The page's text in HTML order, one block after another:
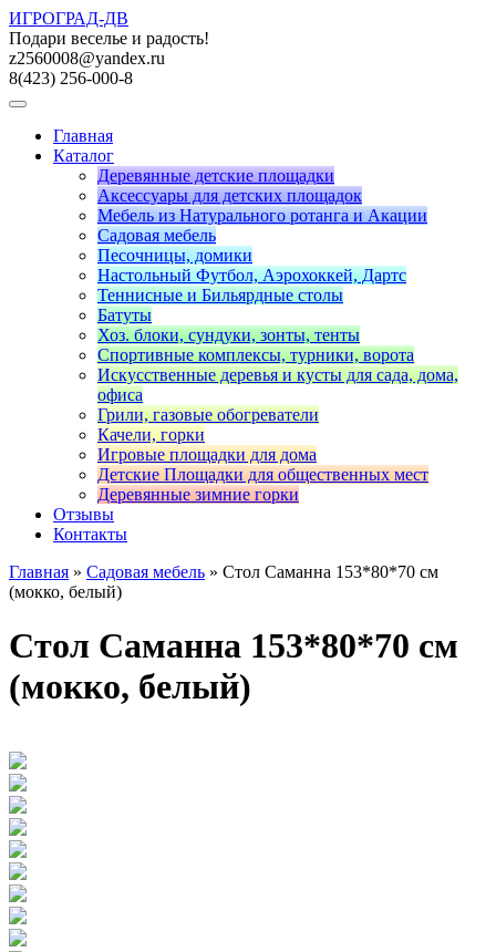
ИГРОГРАД-ДВ
Подари веселье и радость!
z2560008@yandex.ru
8(423) 256-000-8
Главная
Каталог
Деревянные детские площадки
Аксессуары для детских площадок
Мебель из Натурального ротанга и Акации
Садовая мебель
Песочницы, домики
Настольный Футбол, Аэрохоккей, Дартс
Теннисные и Бильярдные столы
Батуты
Хоз. блоки, сундуки, зонты, тенты
Спортивные комплексы, турники, ворота
Искусственные деревья и кусты для сада, дома,
офиса
Грили, газовые обогреватели
Качели, горки
Игровые площадки для дома
Детские Площадки для общественных мест
Деревянные зимние горки
Отзывы
Контакты
Главная » Садовая мебель » Стол Саманна 153*80*70 см
(мокко, белый)
Стол Саманна 153*80*70 см
(мокко, белый)